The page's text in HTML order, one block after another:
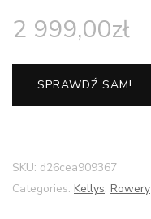
2 999,00zł
SPRAWDŹ SAM!
SKU: d26cea909367
Categories: Kellys, Rowery